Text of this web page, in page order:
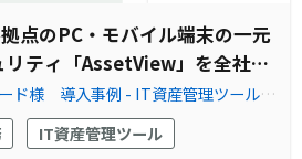
点のPC・モバイル端末の一元
ティ「AssetView」を全社導
ド様 導入事例 - IT資産管理ツール・
AssetView』
IT資産管理ツール